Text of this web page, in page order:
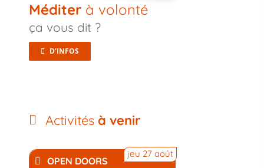
Méditer à volonté
ça vous dit ?
D’INFOS
Activités à venir
OPEN DOORS
jeu 27 août